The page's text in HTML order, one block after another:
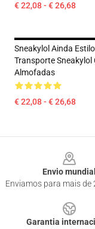
€ 22,08 - € 26,68
Sneakylol Ainda
Transporte Sneakylol
Almofadas
€ 22,08 - € 26,68
Envio mundial
Enviamos para mais de
Garantia